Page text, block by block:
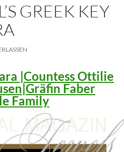
GREEK KEY
|Countess Ottilie
Faber
Family